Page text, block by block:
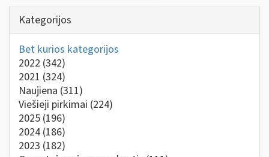
Kategorijos
Bet kurios kategorijos
2022 (342)
2021 (324)
Naujiena (311)
Viešieji pirkimai (224)
2025 (196)
2024 (186)
2023 (182)